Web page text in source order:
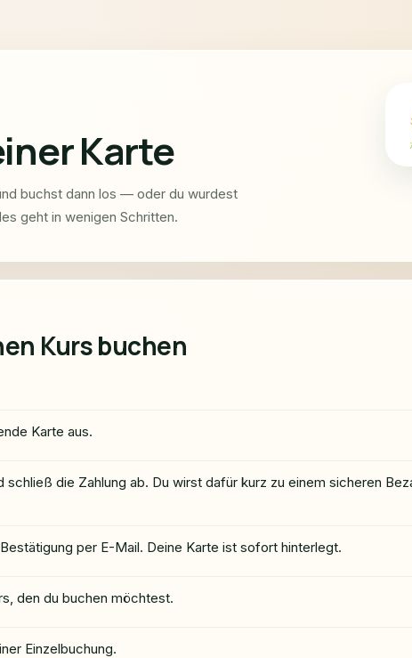
Karte
buchst dann los — oder du wurdest
geht in wenigen Schritten.
Kurs buchen
Karte aus.
schließ die Zahlung ab. Du wirst dafür kurz zu einem sicheren
per E-Mail. Deine Karte ist sofort hinterlegt.
den du buchen möchtest.
Einzelbuchung.